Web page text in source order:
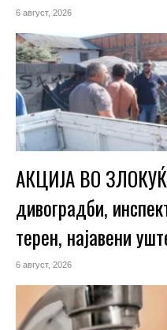
6 август, 2026
АКЦИЈА ВО
дивоградби,
терен, најавени
6 август, 2026